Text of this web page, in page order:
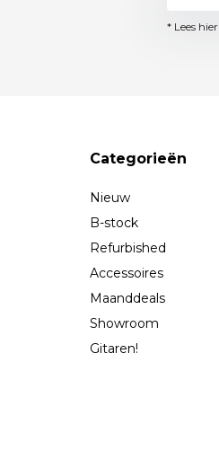
* Lees
Categorieën
Nieuw
B-stock
Refurbished
Accessoires
Maanddeals
Showroom
Gitaren!